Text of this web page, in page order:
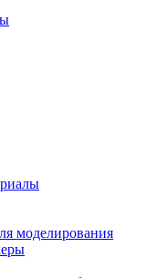
моделирования